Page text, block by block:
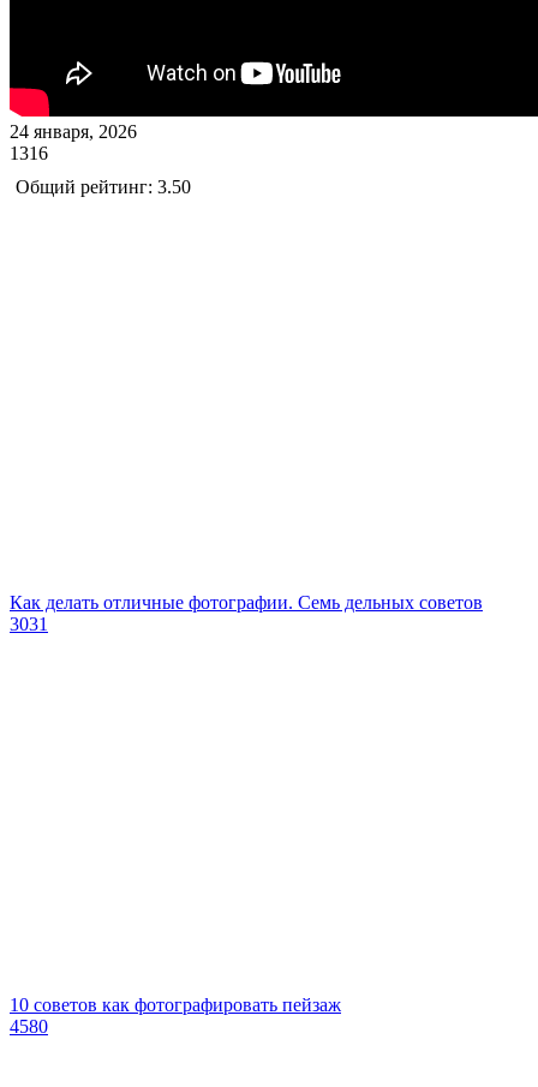
24 января, 2026
1316
Общий рейтинг: 3.50
Как делать отличные фотографии. Семь дельных советов
3031
10 советов как фотографировать пейзаж
4580